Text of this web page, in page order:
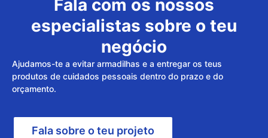
Fala com os nossos
especialistas sobre o teu
negócio
Ajudamos-te a evitar armadilhas e a entregar os teus
produtos de cuidados pessoais dentro do prazo e do
orçamento.
Fala sobre o teu projeto